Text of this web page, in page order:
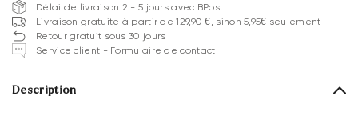
Délai de livraison 2 - 5 jours avec BPost
Livraison gratuite à partir de 129,90 €, sinon 5,95€ seulement
Retour gratuit sous 30 jours
Service client - Formulaire de contact
Description